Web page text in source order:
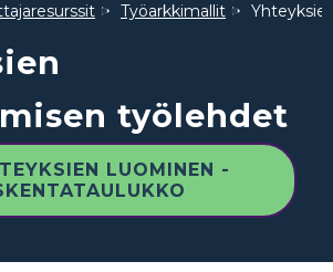
Työarkkimallit
työlehdet
LUOMINEN -